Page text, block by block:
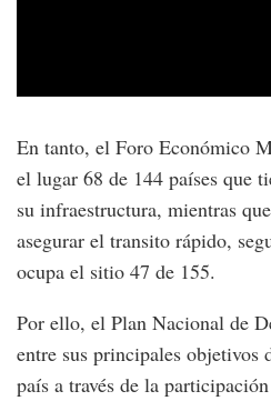
En tanto, el Foro Económico
el lugar 68 de 144 países que
su infraestructura, mientras
asegurar el transito rápido,
ocupa el sitio 47 de 155.
Por ello, el Plan Nacional de
entre sus principales objetivos
país a través de la